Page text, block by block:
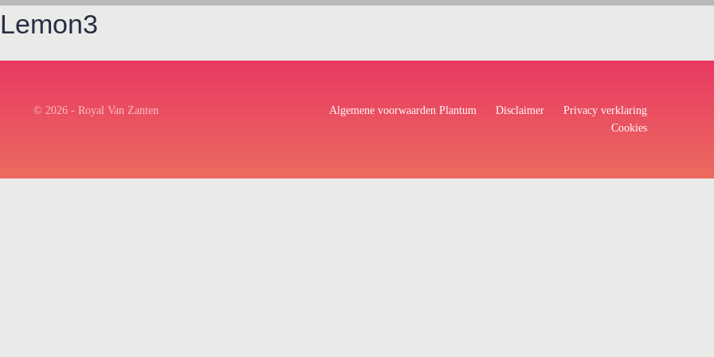
Lemon3
© 2026 - Royal Van Zanten Algemene voorwaarden Plantum Disclaimer
Privacy verklaring
Cookies